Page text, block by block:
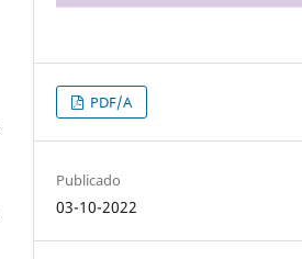
PDF/A
Publicado
03-10-2022